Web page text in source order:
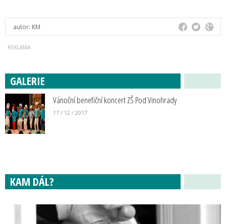
autor: KM
GALERIE
Vánoční benefiční koncert ZŠ Pod Vinohrady
17 / 12 / 2017
KAM DÁL?